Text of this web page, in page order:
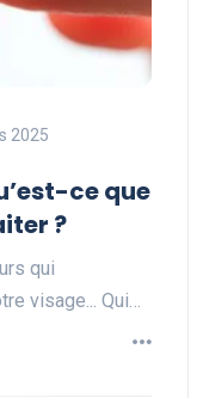
2025
ce que
?
qui
visage... Qui…